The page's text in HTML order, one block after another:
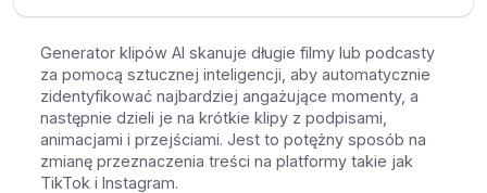
Generator klipów AI skanuje długie filmy lub podcasty
za pomocą sztucznej inteligencji, aby automatycznie
zidentyfikować najbardziej angażujące momenty, a
następnie dzieli je na krótkie klipy z podpisami,
animacjami i przejściami. Jest to potężny sposób na
zmianę przeznaczenia treści na platformy takie jak
TikTok i Instagram.